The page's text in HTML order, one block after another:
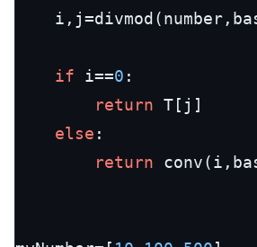
if i==0 :
return T[j]
else :
return